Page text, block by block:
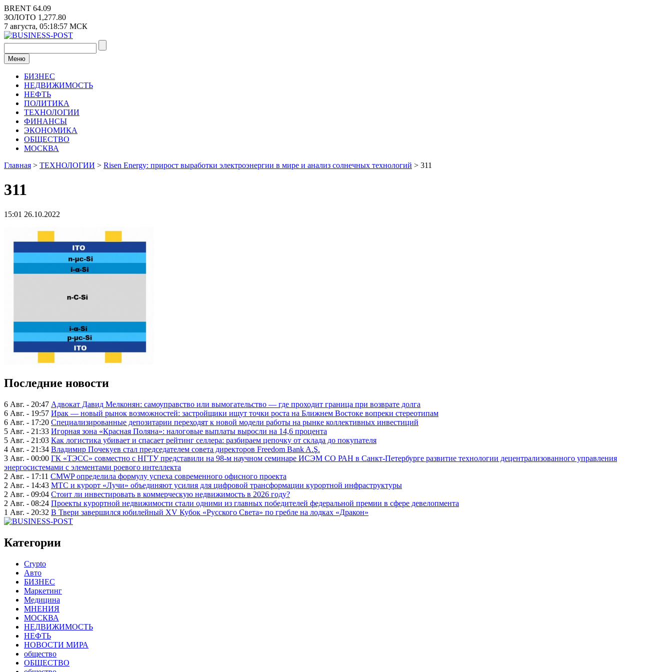
Перейти
к
содержимому
BRENT 64.09
ЗОЛОТО 1,277.80
7 августа, 05:18:57 МСК
Меню
БИЗНЕС
НЕДВИЖИМОСТЬ
НЕФТЬ
ПОЛИТИКА
ТЕХНОЛОГИИ
ФИНАНСЫ
ЭКОНОМИКА
ОБЩЕСТВО
МОСКВА
Главная > ТЕХНОЛОГИИ > Risen Energy: прирост выработки электроэнергии в мире и анализ солнечных технологий > 311
311
15:01 26.10.2022
Последние новости
6 Авг. - 20:47 Адвокат Давид Мелконян: самоуправство или вымогательство — где проходит граница при возврате долга
6 Авг. - 19:57 Ирак — новый рынок возможностей: застройщики ищут точки роста на Ближнем Востоке вопреки стереотипам
6 Авг. - 17:20 Специализированные депозитарии переходят к новой модели работы на рынке коллективных инвестиций
5 Авг. - 21:33 Игорная зона «Красная Поляна»: налоговые выплаты выросли на 14,6 процента
5 Авг. - 21:03 Как логистика убивает и спасает рейтинг селлера: разбираем цепочку от склада до покупателя
4 Авг. - 21:34 Владимир Почекуев стал председателем совета директоров Freedom Bank A.Ş.
3 Авг. - 00:00 ГК «ТЭСС» совместно с НГТУ представили на 98-м научном семинаре ИСЭМ СО РАН в Санкт-Петербурге развитие технологии децентрализованного управления
энергосистемами с элементами роевого интеллекта
2 Авг. - 17:11 CMWP определила формулу успеха современного офисного проекта
2 Авг. - 14:43 МТС и курорт «Лучи» объединяют усилия для цифровой трансформации курортной инфраструктуры
2 Авг. - 09:04 Стоит ли инвестировать в коммерческую недвижимость в 2026 году?
2 Авг. - 08:24 Проекты курортной недвижимости стали одними из главных победителей федеральной премии в сфере девелопмента
1 Авг. - 20:32 В Твери завершился юбилейный XV Кубок «Русского Света» по гребле на лодках «Дракон»
Категории
Crypto
Авто
БИЗНЕС
Маркетинг
Медицина
МНЕНИЯ
МОСКВА
НЕДВИЖИМОСТЬ
НЕФТЬ
НОВОСТИ МИРА
общество
ОБЩЕСТВО